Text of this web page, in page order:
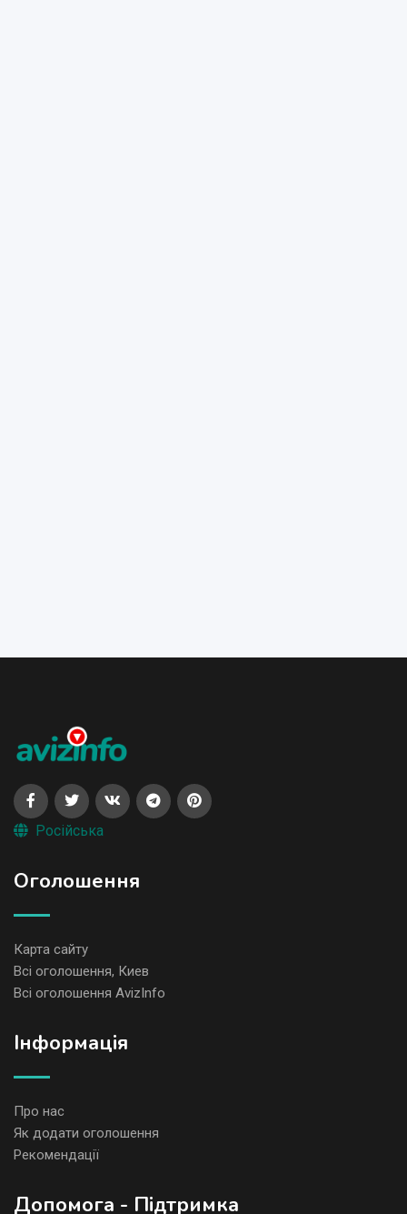
Російська
Оголошення
Карта сайту
Всі оголошення, Киев
Всі оголошення AvizInfo
Iнформація
Про нас
Як додати оголошення
Рекомендації
Допомога - Підтримка